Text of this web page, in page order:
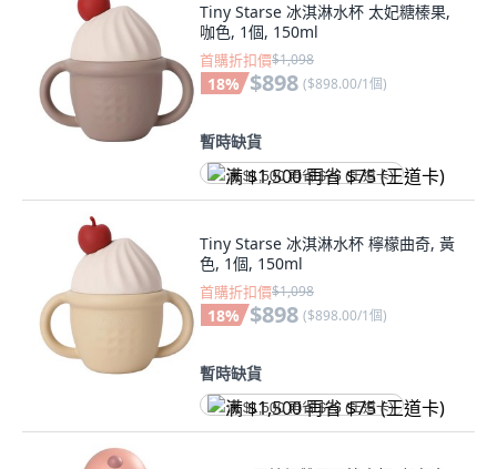
Tiny Starse 冰淇淋水杯 太妃糖榛果,
咖色, 1個, 150ml
首購折扣價$1,098
18% $898 ($898.00/1個)
暫時缺貨
满 $1,500 再省 $75 (王道卡)
Tiny Starse 冰淇淋水杯 檸檬曲奇, 黃
色, 1個, 150ml
首購折扣價$1,098
18% $898 ($898.00/1個)
暫時缺貨
满 $1,500 再省 $75 (王道卡)